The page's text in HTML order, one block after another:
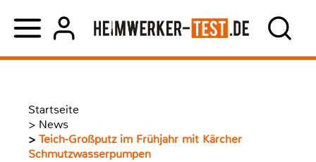
Startseite
> News
> Teich-Großputz im Frühjahr mit Kärcher
Schmutzwasserpumpen